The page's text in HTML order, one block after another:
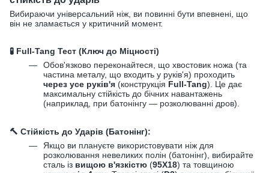
Вибираючи універсальний ніж, ви повинні бути впевнені, що
він не зламається у критичний момент.
🧪 Full-Tang Тест (Ключ до Міцності)
Обов'язково переконайтеся, що хвостовик ножа (та
частина металу, що входить у руків'я) проходить
через усе руків'я (конструкція Full-Tang). Це дає
максимальну стійкість до бічних навантажень
(наприклад, при батонінгу — розколюванні дров).
🔨 Стійкість до Ударів (Батонінг):
Якщо ви плануєте використовувати ніж для
розколювання невеликих полін (батонінг), вибирайте
сталь із вищою в'язкістю (95Х18) та товщиною